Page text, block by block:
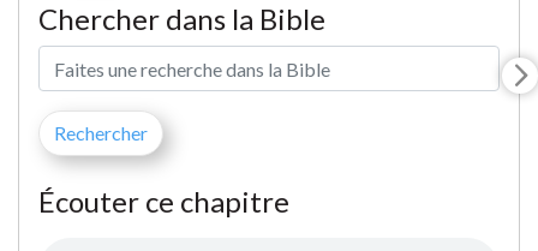
Chercher dans la Bible
Écouter ce chapitre